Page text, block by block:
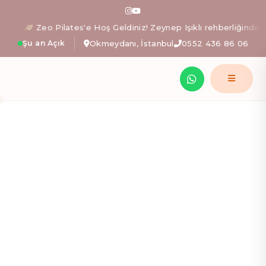
Zeo Pilates: İstanbul
Zeynep Işıklı yönetimindeki Zeo Pilates
Zeo Pilates'e Hoş Geldiniz! Zeynep Işıklı rehberliğinde
Şu an Açık Okmeydanı, İstanbul 0552 436 86 06